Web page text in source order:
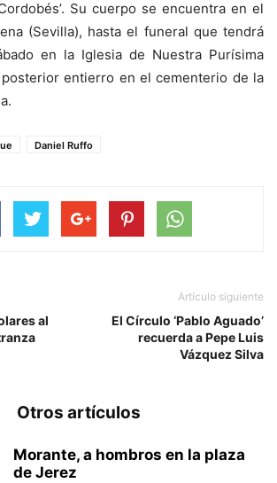
Su cuerpo se encuentra en el
(Sevilla), hasta el funeral que tendrá
en la Iglesia de Nuestra Purísima
entierro en el cementerio de la
Daniel Ruffo
al
Artículo siguiente
El Círculo ‘Pablo Aguado’
recuerda a Pepe Luis
Vázquez Silva
Otros artículos
Morante, a hombros en la plaza
de Jerez